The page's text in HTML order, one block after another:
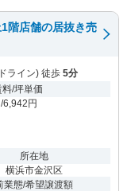
階店舗の居抜き売
ライン) 徒歩 5分
料/坪単価
/6,942円
所在地
横浜市金沢区
業態/希望譲渡額